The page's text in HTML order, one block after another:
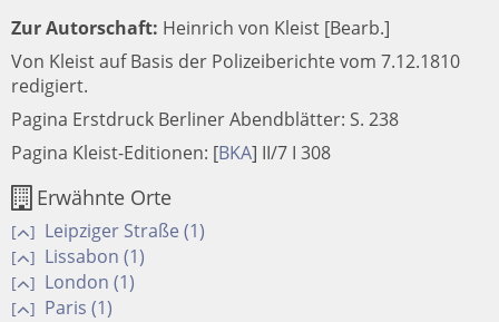
Zur Autorschaft: Heinrich von Kleist [Bearb.]
Von Kleist auf Basis der Polizeiberichte vom 7.12.1810
redigiert.
Pagina Erstdruck Berliner Abendblätter: S. 238
Pagina Kleist-Editionen: [BKA] II/7 I 308
Erwähnte Orte
[ ] Leipziger Straße (1)
[ ] Lissabon (1)
[ ] London (1)
[ ] Paris (1)